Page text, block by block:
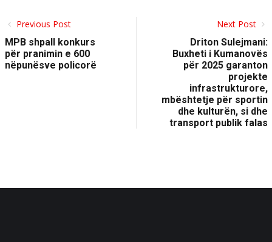
Previous Post
MPB shpall konkurs
për pranimin e 600
nëpunësve policorë
Next Post
Driton Sulejmani:
Buxheti i Kumanovës
për 2025 garanton
projekte
infrastrukturore,
mbështetje për sportin
dhe kulturën, si dhe
transport publik falas